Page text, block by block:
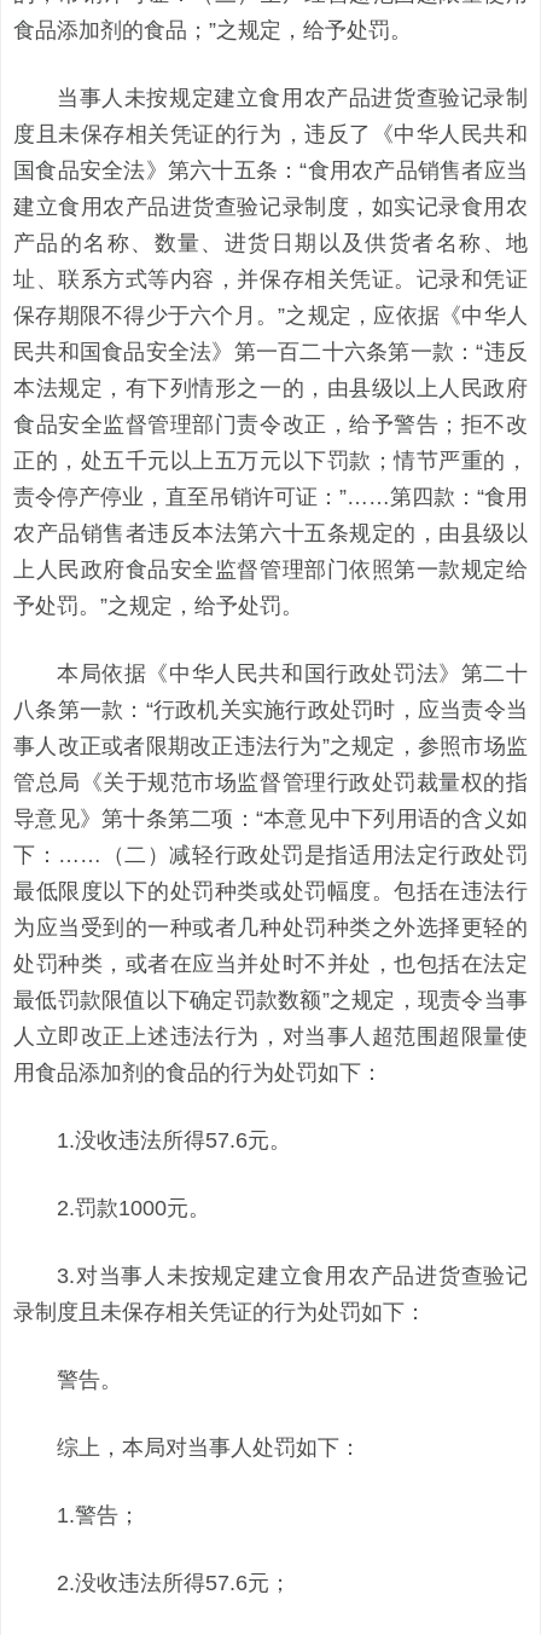
食品添加剂的食品；”之规定，给予处罚。
当事人未按规定建立食用农产品进货查验记录制
度且未保存相关凭证的行为，违反了《中华人民共和
国食品安全法》第六十五条：“食用农产品销售者应当
建立食用农产品进货查验记录制度，如实记录食用农
产品的名称、数量、进货日期以及供货者名称、地
址、联系方式等内容，并保存相关凭证。记录和凭证
保存期限不得少于六个月。”之规定，应依据《中华人
民共和国食品安全法》第一百二十六条第一款：“违反
本法规定，有下列情形之一的，由县级以上人民政府
食品安全监督管理部门责令改正，给予警告；拒不改
正的，处五千元以上五万元以下罚款；情节严重的，
责令停产停业，直至吊销许可证：”……第四款：“食用
农产品销售者违反本法第六十五条规定的，由县级以
上人民政府食品安全监督管理部门依照第一款规定给
予处罚。”之规定，给予处罚。
本局依据《中华人民共和国行政处罚法》第二十
八条第一款：“行政机关实施行政处罚时，应当责令当
事人改正或者限期改正违法行为”之规定，参照市场监
管总局《关于规范市场监督管理行政处罚裁量权的指
导意见》第十条第二项：“本意见中下列用语的含义如
下：……（二）减轻行政处罚是指适用法定行政处罚
最低限度以下的处罚种类或处罚幅度。包括在违法行
为应当受到的一种或者几种处罚种类之外选择更轻的
处罚种类，或者在应当并处时不并处，也包括在法定
最低罚款限值以下确定罚款数额”之规定，现责令当事
人立即改正上述违法行为，对当事人超范围超限量使
用食品添加剂的食品的行为处罚如下：
1.没收违法所得57.6元。
2.罚款1000元。
3.对当事人未按规定建立食用农产品进货查验记
录制度且未保存相关凭证的行为处罚如下：
警告。
综上，本局对当事人处罚如下：
1.警告；
2.没收违法所得57.6元；